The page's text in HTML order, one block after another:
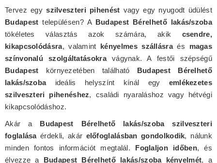
Tervez egyszilveszteri pihenést vagy egy nyugodt üdülést
Budapest településen? A Budapest Bérelhető lakás/szoba
tökéletes választás azok számára, akik csendre,
kikapcsolódásra, valamint kényelmes szállásraés magas
színvonalú szolgáltatásokravágynak. A festői szépségű
Budapest környezetében található Budapest Bérelhető
lakás/szobaideális helyszínt kínál egy emlékezetes
szilveszteri pihenéshez, családi nyaraláshoz vagy hétvégi
kikapcsolódáshoz.
Akár a Budapest Bérelhető lakás/szoba szilveszteri
foglalásaérdekli, akár előfoglalásban gondolkodik, nálunk
minden fontos információt megtalál. Foglaljon időben, és
élvezze a Budapest Bérelhető lakás/szoba kényelmét, a